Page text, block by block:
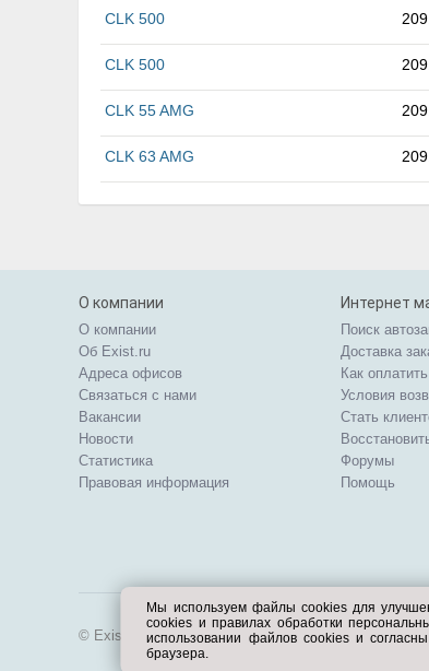
CLK 500
CLK 500
CLK 55 AMG
CLK 63 AMG
О компании
О компании
Об Exist.ru
Адреса офисов
Связаться с нами
Вакансии
Новости
Статистика
Правовая информация
Интернет
Поиск
Доставка
Как
Условия
Стать
Форумы
Помощь
© Exist.ru 1998—2026
Мы используем файлы cookies для
cookies и правилах обработки
использовании файлов cookies и
браузера.